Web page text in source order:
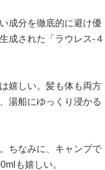
成分を徹底的に避け優
成された「ラウレス-４
嬉しい。髪も体も両方
湯船にゆっくり浸かる
ちなみに、キャンプで
も嬉しい。